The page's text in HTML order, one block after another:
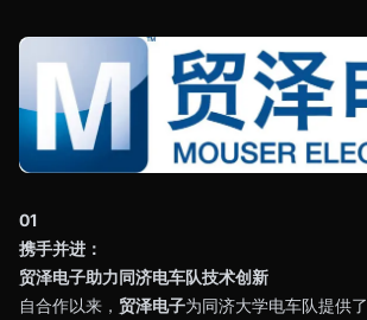
01
携手并进：
贸泽电子助力同济电车队技术创新
自合作以来， 贸泽电子为同济大学电车队提供了